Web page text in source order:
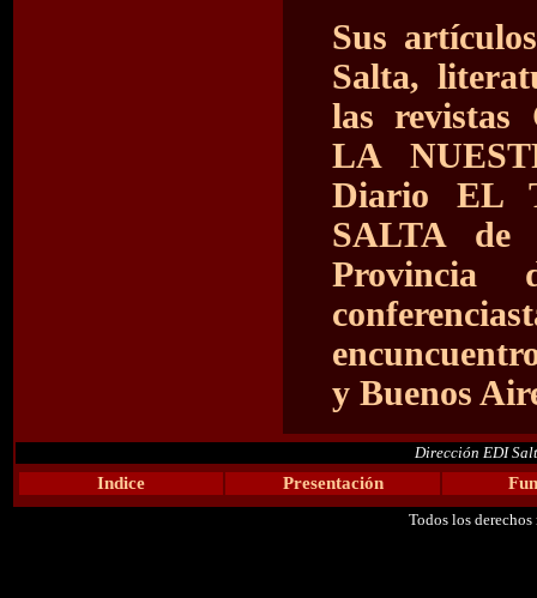
Sus
Salta,
las revistas
LA
Diario EL
SALTA
Provincia
y Buenos
Dirección EDI
Indice Presentación
Todos los